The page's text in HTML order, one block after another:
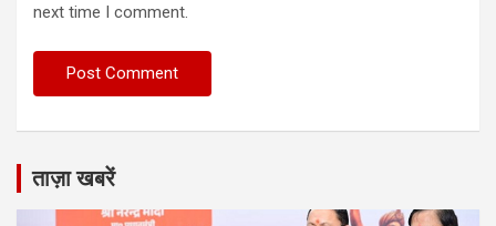
next time I comment.
ताज़ा खबरें